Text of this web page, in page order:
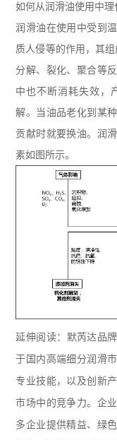
如何从润滑油使用中
润滑油在使用中受到
质人侵等的作用，其
分解、裂化、聚合等
中也不断消耗失效，
解。当油品老化到某
贡献时就要换油。润
素如图所示。
延伸阅读：默芮达品
于国内高端细分润滑
专业技能，以及创新
市场中的竞争力。企
多企业提供精益、绿